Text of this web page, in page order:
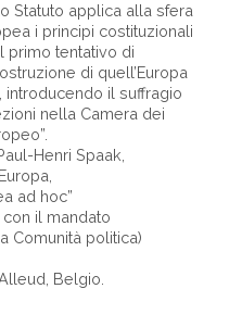
Statuto applica alla sfera
i principi costituzionali
primo tentativo di
di quell’Europa
il suffragio
nella Camera dei
Henri Spaak,
ad hoc”
il mandato
Comunità politica)
Belgio.